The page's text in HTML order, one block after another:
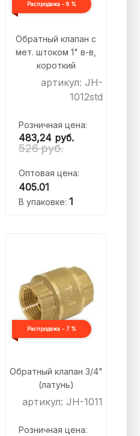
Распродажа - 8 %
Обратный клапан с
мет. штоком 1" в-в,
короткий
артикул: JH-
1012std
Розничная цена:
483,24 руб.
526 руб.
Оптовая цена:
405.01
В упаковке: 1
Распродажа - 7 %
Обратный клапан 3/4"
(латунь)
артикул: JH-1011
Розничная цена: